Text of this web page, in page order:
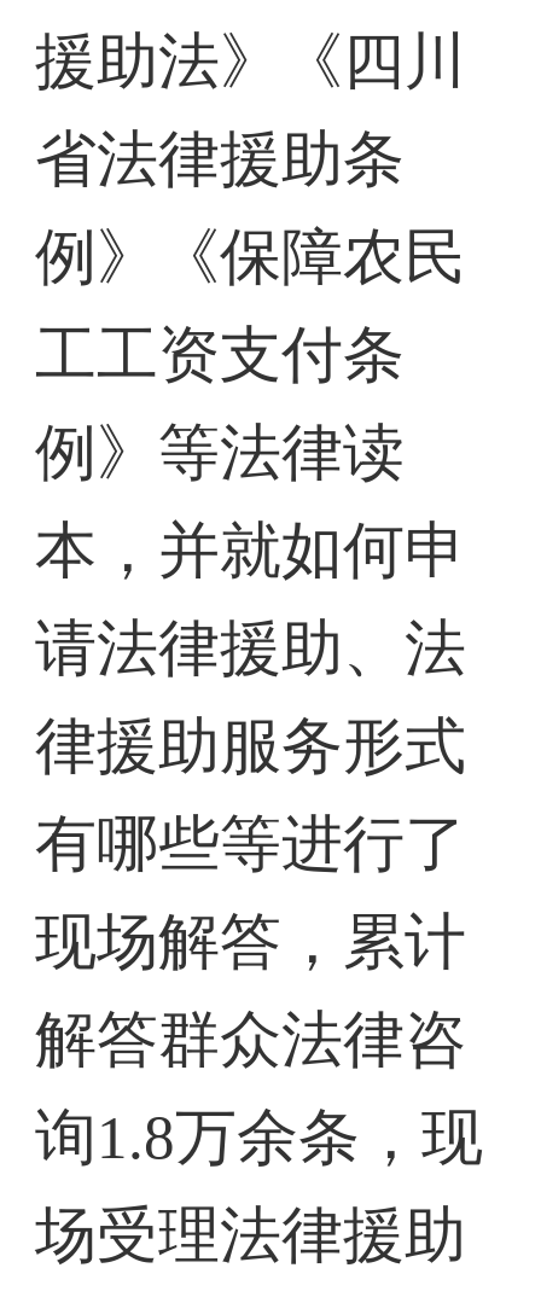
援助法》《四川
省法律援助条
例》《保障农民
工工资支付条
例》等法律读
本，并就如何申
请法律援助、法
律援助服务形式
有哪些等进行了
现场解答，累计
解答群众法律咨
询1.8万余条，现
场受理法律援助